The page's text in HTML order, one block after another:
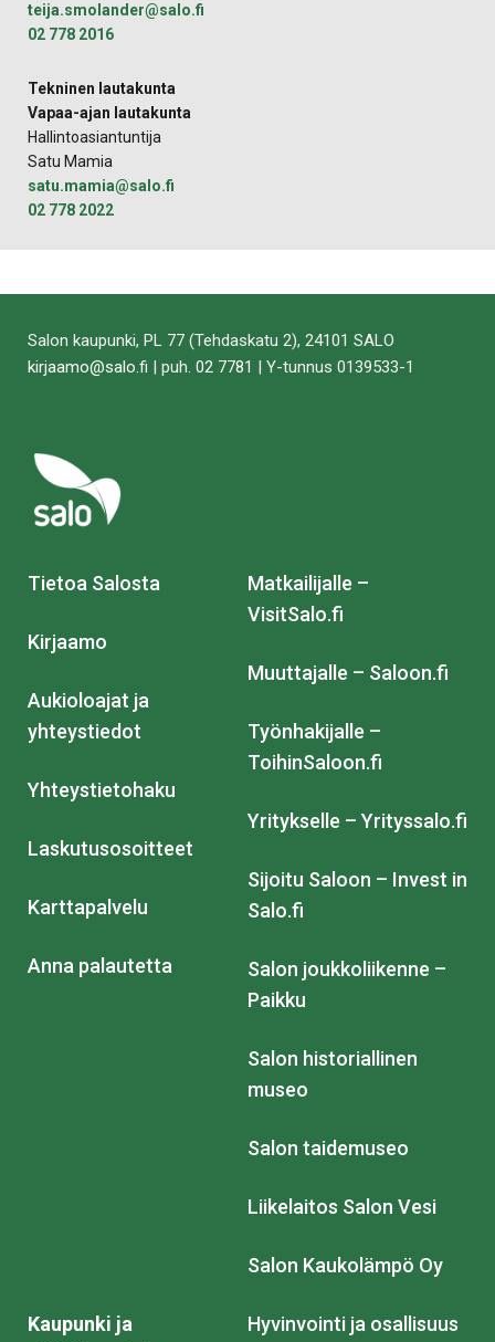
teija.smolander@salo.fi
02 778 2016
Tekninen lautakunta
Vapaa-ajan lautakunta
Hallintoasiantuntija
Satu Mamia
satu.mamia@salo.fi
02 778 2022
Salon kaupunki, PL 77 (Tehdaskatu 2), 24101 SALO
kirjaamo@salo.fi | puh. 02 7781 | Y-tunnus 0139533-1
Tietoa Salosta
Kirjaamo
Aukioloajat ja
yhteystiedot
Yhteystietohaku
Laskutusosoitteet
Karttapalvelu
Anna palautetta
Matkailijalle –
VisitSalo.fi
Muuttajalle – Saloon.fi
Työnhakijalle –
ToihinSaloon.fi
Yritykselle – Yrityssalo.fi
Sijoitu Saloon – Invest in
Salo.fi
Salon joukkoliikenne –
Paikku
Salon historiallinen
museo
Salon taidemuseo
Liikelaitos Salon Vesi
Salon Kaukolämpö Oy
Kaupunki ja
Hyvinvointi ja osallisuus